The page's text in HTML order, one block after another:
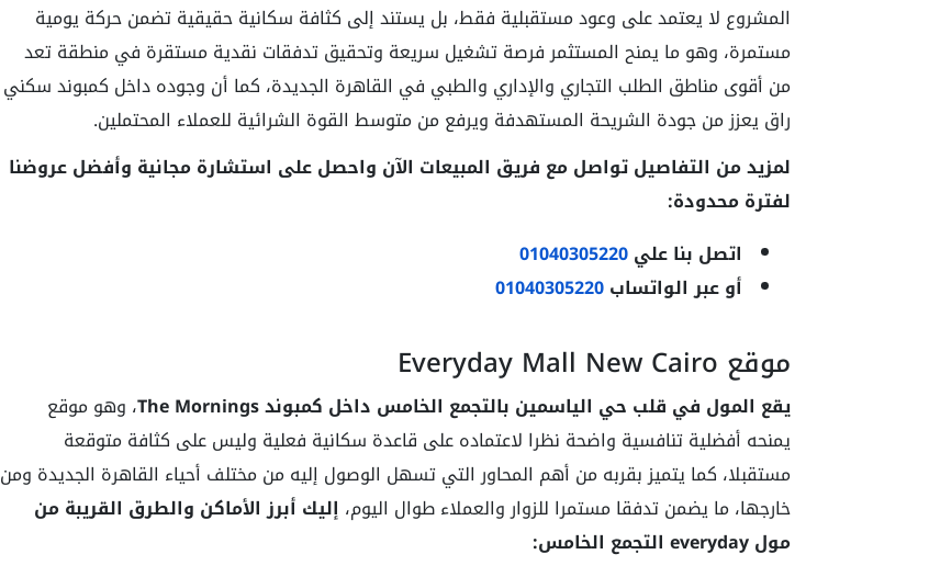
المشروع لا يعتمد على وعود مستقبلية فقط، بل يستند إلى كثافة سكانية حقيقية تضمن حركة يومية
مستمرة، وهو ما يمنح المستثمر فرصة تشغيل سريعة وتحقيق تدفقات نقدية مستقرة في منطقة تعد
من أقوى مناطق الطلب التجاري والإداري والطبي في القاهرة الجديدة، كما أن وجوده داخل كمبوند سكني
راق يعزز من جودة الشريحة المستهدفة ويرفع من متوسط القوة الشرائية للعملاء المحتملين.
لمزيد من التفاصيل تواصل مع فريق المبيعات الآن واحصل على استشارة مجانية وأفضل عروضنا
لفترة محدودة:
اتصل بنا علي01040305220
أو عبر الواتساب01040305220
موقع Everyday Mall New Cairo
يقع المول في قلب حي الياسمين بالتجمع الخامس داخل كمبوند The Mornings
، وهو موقع
يمنحه أفضلية تنافسية واضحة نظرا لاعتماده على قاعدة سكانية فعلية وليس على كثافة متوقعة
مستقبلا، كما يتميز بقربه من أهم المحاور التي تسهل الوصول إليه من مختلف أحياء القاهرة الجديدة ومن
خارجها، ما يضمن تدفقا مستمرا للزوار والعملاء طوال اليوم، إليك أبرز الأماكن والطرق القريبة من
مول everyday التجمع الخامس: